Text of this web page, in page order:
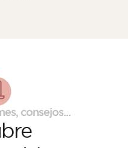
estética y las
consejos...